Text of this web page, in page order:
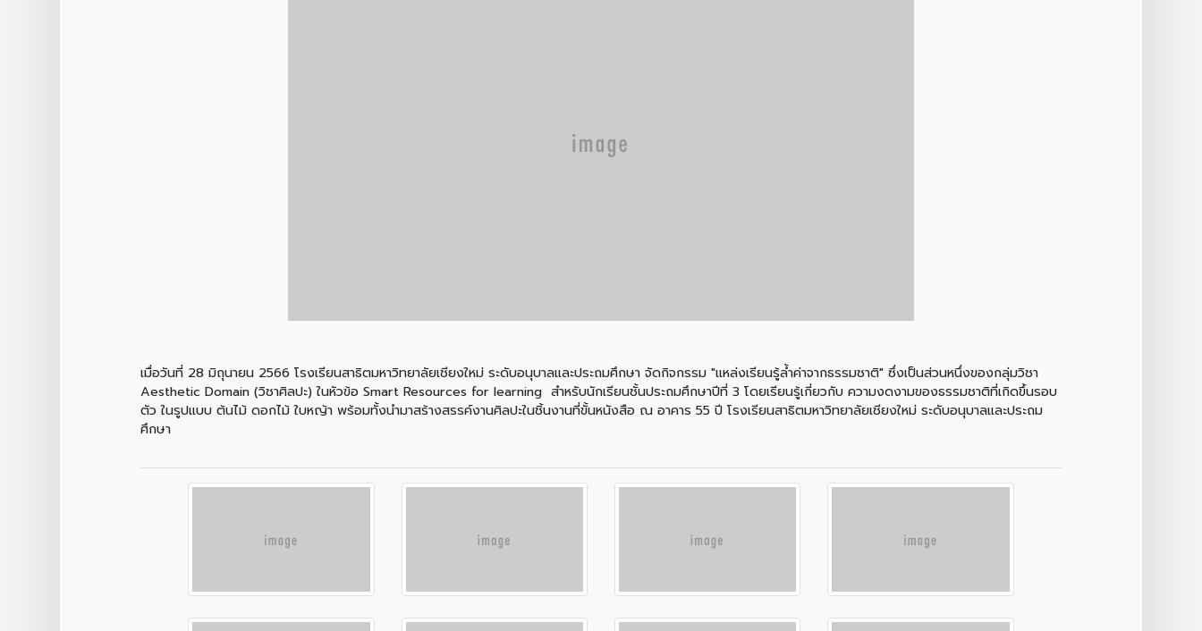
เมื่อวันที่ 28 มิถุนายน 2566 โรงเรียนสาธิตมหาวิทยาลัยเชียงใหม่ ระดับอนุบาลและประถมศึกษา จัดกิจกรรม "แหล่งเรียนรู้ล้ำค่าจากธรรมชาติ" ซึ่งเป็นส่วนหนึ่งของกลุ่มวิชา
Aesthetic Domain (วิชาศิลปะ) ในหัวข้อ Smart Resources for learning สำหรับนักเรียนชั้นประถมศึกษาปีที่ 3 โดยเรียนรู้เกี่ยวกับ ความงดงามของธรรมชาติที่เกิดขึ้นรอบ
ตัว ในรูปแบบ ต้นไม้ ดอกไม้ ใบหญ้า พร้อมทั้งนำมาสร้างสรรค์งานศิลปะในชิ้นงานที่ขั้นหนังสือ ณ อาคาร 55 ปี โรงเรียนสาธิตมหาวิทยาลัยเชียงใหม่ ระดับอนุบาลและประถม
ศึกษา